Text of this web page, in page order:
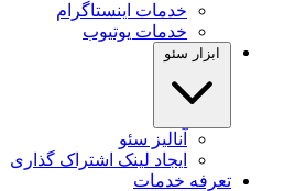
خدمات اینستاگرام
خدمات یوتیوب
ابزار سئو
آنالیز سئو
ایجاد لینک اشتراک گذاری
تعرفه خدمات